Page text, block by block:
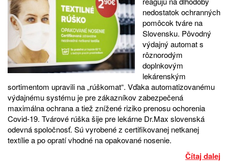
nedostatok ochranných
pomôcok tváre na
Slovensku. Pôvodný
výdajný automat s
rôznorodým
doplnkovým
lekárenským
sortimentom upravili na „rúškomat“. Vďaka automatizovanému
výdajnému systému je pre zákazníkov zabezpečená
maximálna ochrana a tiež znížené riziko prenosu ochorenia
Covid-19. Tvárové rúška šije pre lekárne Dr.Max slovenská
odevná spoločnosť. Sú vyrobené z certifikovanej netkanej
textílie a po opratí vhodné na opakované nosenie.
Čítaj dalej